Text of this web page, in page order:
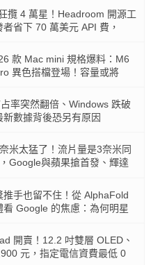
攬 4 萬星！Headroom 開源工
者省下 70 萬美元 API 費，
款 Mac mini 規格爆料：M6
異色搭檔登場！容量或將
率突然翻倍、Windows 跌破
新數據背後恐另有原因
米太猛了！流片量是3奈米同
Google與蘋果搶首發、輝達
推手也留不住！從 AlphaFold
看 Google 的焦慮：為何明星
開賣！12.2 吋雙層 OLED、
元，指定電信資費最低 0